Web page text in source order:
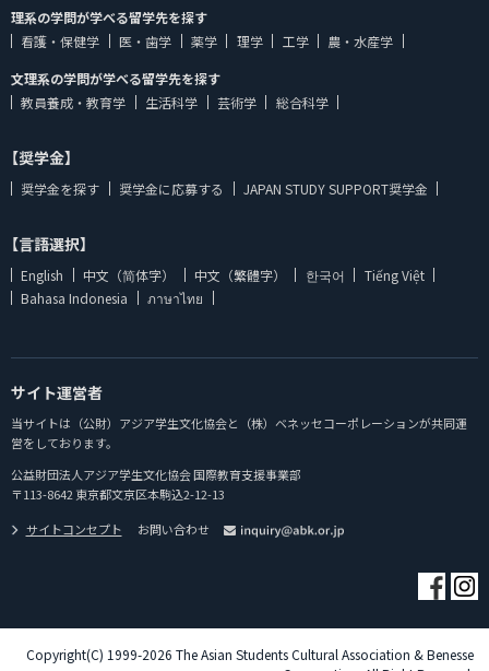
理系の学問が学べる留学先を探す
看護・保健学
医・歯学 薬学 理学 工学
農・水産学
文理系の学問が学べる留学先を探す
教員養成・教育学
生活科学 芸術学 総合科学
【奨学金】
奨学金を探す 奨学金に応募する JAPAN STUDY SUPPORT奨学金
【言語選択】
English 中文（简体字） 中文（繁體字） 한국어
Tiếng Việt
Bahasa Indonesia
ภาษาไทย
サイト運営者
当サイトは（公財）アジア学生文化協会と（株）ベネッセコーポレーションが共同運
営をしております。
公益財団法人アジア学生文化協会 国際教育支援事業部
〒113-8642 東京都文京区本駒込2-12-13
サイトコンセプト
お問い合わせ
Copyright(C) 1999-2026 The Asian Students Cultural Association & Benesse